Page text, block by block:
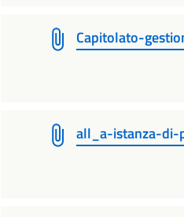
Capitolato-
all_a-istanza-di-